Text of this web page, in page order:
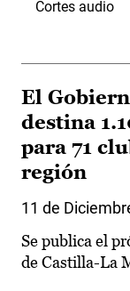
Cortes audio
El
destina
para 71
región
11 de
Se publica el
de Castilla-La